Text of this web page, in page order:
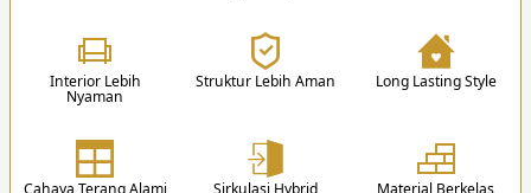
Anda dapat menghubungi kami via Telp. /
Whatsapp / Email / Form Pemesanan.
Interior Lebih
Nyaman
Struktur Lebih Aman Long Lasting Style
Cahaya Terang Alami Sirkulasi Hybrid Material Berkelas